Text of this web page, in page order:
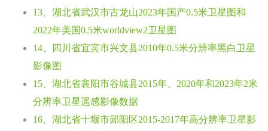
13、湖北省武汉市古龙山2023年国产0.5米卫星图和
2022年美国0.5米worldview2卫星图
14、四川省宜宾市兴文县2010年0.5米分辨率黑白卫星
影像图
15、湖北省襄阳市谷城县2015年、2020年和2023年2米
分辨率卫星遥感影像数据
16、湖北省十堰市郧阳区2015-2017年高分辨率卫星影